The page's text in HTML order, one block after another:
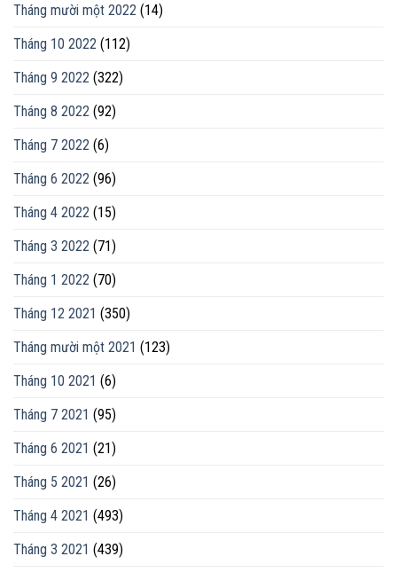
Tháng mười một 2022 (14)
Tháng 10 2022 (112)
Tháng 9 2022 (322)
Tháng 8 2022 (92)
Tháng 7 2022 (6)
Tháng 6 2022 (96)
Tháng 4 2022 (15)
Tháng 3 2022 (71)
Tháng 1 2022 (70)
Tháng 12 2021 (350)
Tháng mười một 2021 (123)
Tháng 10 2021 (6)
Tháng 7 2021 (95)
Tháng 6 2021 (21)
Tháng 5 2021 (26)
Tháng 4 2021 (493)
Tháng 3 2021 (439)